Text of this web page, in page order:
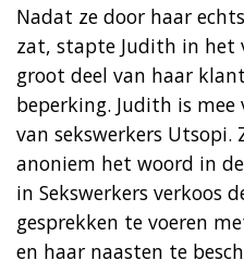
Nadat ze door haar
zat, stapte Judith in het
groot deel van haar
beperking. Judith is
van sekswerkers Utsopi.
anoniem het woord in
in Sekswerkers verkoos
gesprekken te voeren
en haar naasten te